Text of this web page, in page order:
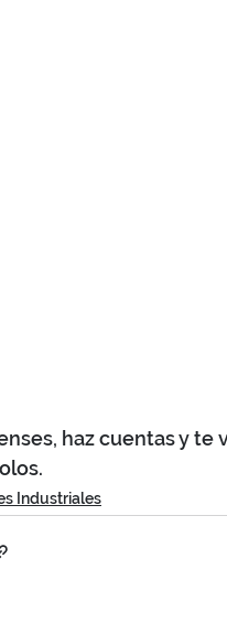
haz cuentas y
Industriales